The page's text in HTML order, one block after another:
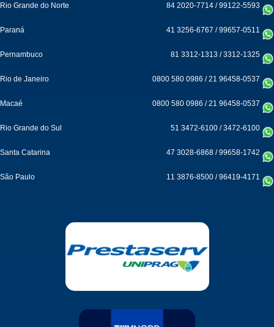
Rio Grande do Norte 84 2020-7714 /99122-5593
Paraná 41 3256-6767 /99657-0511
Pernambuco 81 3312-1313 /3312-1325
Rio de Janeiro 0800 580 0986 /21 96458-0537
Macaé 0800 580 0986 /21 96458-0537
Rio Grande do Sul 51 3472-6100 /3472-6100
Santa Catarina 47 3028-6868 /99658-1742
São Paulo 11 3876-8500 /96419-4171